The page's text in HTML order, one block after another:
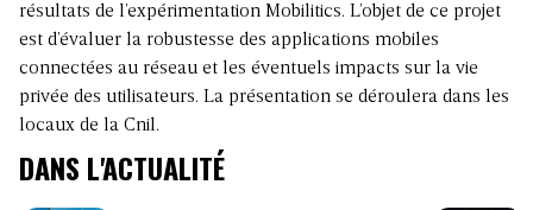
résultats de l’expérimentation Mobilitics. L’objet de ce projet
est d’évaluer la robustesse des applications mobiles
connectées au réseau et les éventuels impacts sur la vie
privée des utilisateurs. La présentation se déroulera dans les
locaux de la Cnil.
DANS L'ACTUALITÉ